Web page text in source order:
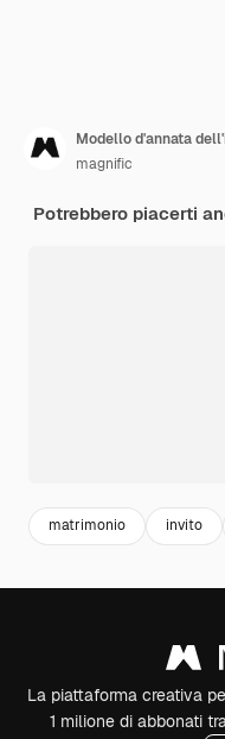
Modello d'annata
magnific
Potrebbero piacerti
matrimonio invito
La piattaforma creativa
1 milione di abbonati